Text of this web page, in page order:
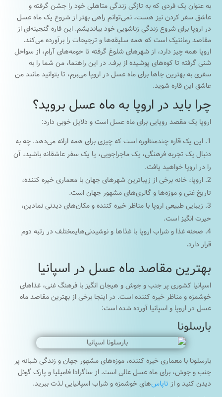
به عنوان یک فردی که به تازگی زندگی متاهلی خود را جشن گرفته و
عاشق سفر کردن نیز هست، نمی‌توانم راهی بهتر از شروع یک ماه عسل
در اروپا برای شروع زندگی زناشویی خود بیاندیشم. این قاره گنجینه‌ای از
مقاصد رمانتیک است که همه سلیقه‌ها و ترجیحات را برآورده می‌کند.
اروپا همه چیز دارد، از شهرهای شلوغ گرفته تا حومه‌های آرام، از سواحل
شنی گرفته تا کوه‌های پوشیده از برف. در این راهنما، من شما را به
سفری به بهترین جاها برای ماه عسل در اروپا می‌برم، تا بتوانید مانند من
عاشق این قاره شوید.
چرا باید در اروپا به ماه عسل بروید؟
اروپا یک مقصد رویایی برای ماه عسل است و دلایل خوبی دارد:
این یک قاره چندمنظوره است که چیزی برای همه ارائه می‌دهد. چه به
دنبال یک تجربه فرهنگی، یک ماجراجویی، یا یک سفر عاشقانه باشید، آن
را در اروپا خواهید یافت.
اروپا، خانه برخی از زیباترین شهرهای جهان با معماری خیره کننده،
تاریخ غنی و موزه‌ها و گالری‌های مشهور جهان است.
زیبایی طبیعی اروپا با مناظر خیره کننده و مکان‌های دیدنی نمادین،
حیرت انگیز است.
صحنه غذا و شراب اروپا با غذاها و نوشیدنی‌هایمختلف در رتبه دوم
قرار دارد.
بهترین مقاصد ماه عسل در اسپانیا
اسپانیا کشوری پر جنب و جوش و هیجان انگیز با فرهنگ غنی، غذاهای
خوشمزه و مناظر خیره کننده است. در اینجا برخی از بهترین مقاصد ماه
عسل در اروپا و اسپانیا آورده شده است:
بارسلونا
بارسلونا با معماری خیره کننده، موزه‌های مشهور جهان و زندگی شبانه پر
جنب و جوش، برای ماه عسل عالی است. از ساگرادا فامیلیا و پارک گوئل
دیدن کنید و از تاپاس‌های خوشمزه و شراب اسپانیایی لذت ببرید.